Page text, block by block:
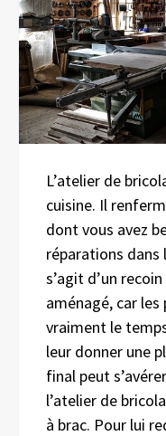
L’atelier de
cuisine. Il
dont vous avez
réparations dans
s’agit d’un
aménagé, car
vraiment le
leur donner une
final peut
l’atelier de
à brac. Pour lui